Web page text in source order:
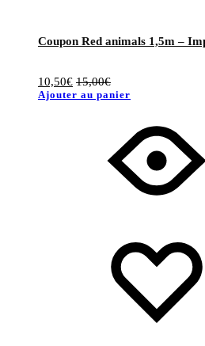
Coupon Red animals 1,5m –
10,50€ 15,00€
Ajouter au panier